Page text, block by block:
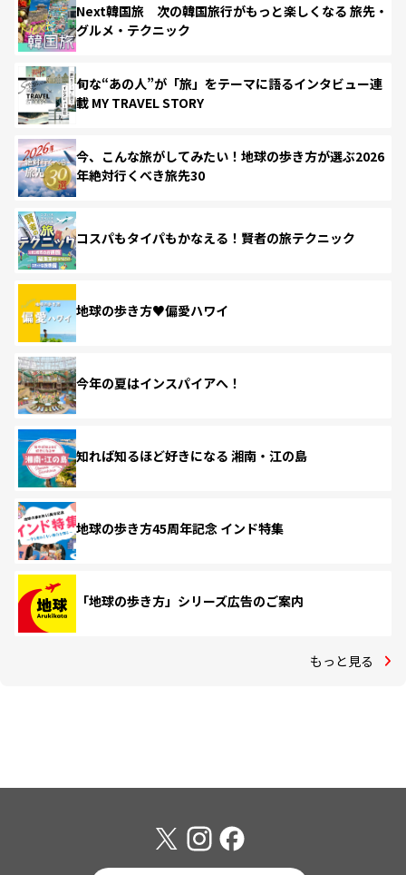
Next韓国旅 次の韓国旅行がもっと楽しくなる 旅先・
グルメ・テクニック
旬な“あの人”が「旅」をテーマに語るインタビュー連
載 MY TRAVEL STORY
今、こんな旅がしてみたい！地球の歩き方が選ぶ2026
年絶対行くべき旅先30
コスパもタイパもかなえる！賢者の旅テクニック
地球の歩き方♥偏愛ハワイ
今年の夏はインスパイアへ！
知れば知るほど好きになる 湘南・江の島
地球の歩き方45周年記念 インド特集
「地球の歩き方」シリーズ広告のご案内
もっと見る